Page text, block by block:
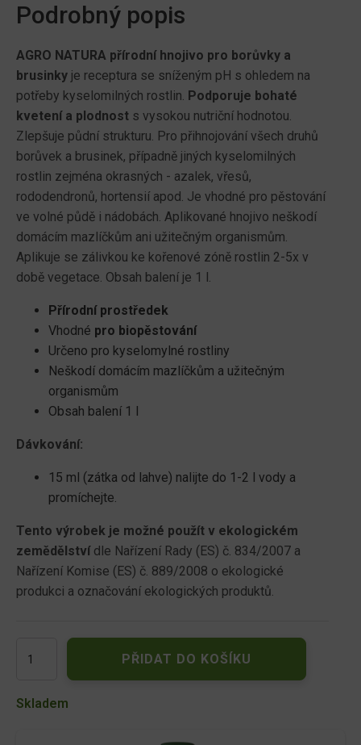
Podrobný popis
AGRO NATURA Přírodní hnojivo pro
AGRO NATURA přírodní hnojivo pro borůvky a
brusinky je receptura se sníženým pH s ohledem na
potřeby kyselomilných rostlin. Podporuje bohaté
kvetení a plodnost s vysokou nutriční hodnotou.
Zlepšuje půdní strukturu. Pro přihnojování všech druhů
borůvek a brusinek, případně jiných kyselomilných
rostlin zejména okrasných - azalek, vřesů,
rododendronů, hortensií apod. Je vhodné pro pěstování
ve volné půdě i nádobách. Aplikované hnojivo neškodí
domácím mazlíčkům ani užitečným organismům.
Aplikuje se zálivkou ke kořenové zóně rostlin 2-5x v
době vegetace. Obsah balení je 1 l.
Přírodní prostředek
Vhodné pro biopěstování
Určeno pro kyselomylné rostliny
Neškodí domácím mazlíčkům a užitečným
organismům
Obsah balení 1 l
Dávkování:
15 ml (zátka od lahve) nalijte do 1-2 l vody a
promíchejte.
Tento výrobek je možné použít v ekologickém
zemědělstvídle Nařízení Rady (ES) č. 834/2007 a
Nařízení Komise (ES) č. 889/2008 o ekologické
produkci a označování ekologických produktů.
Natura
hnojivo
PŘIDAT DO KOŠÍKU
Skladem